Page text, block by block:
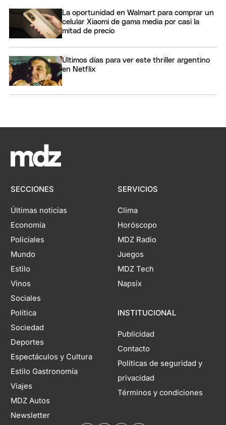
La oportunidad en Walmart para comprar un
celular Xiaomi de gama media por casi la
mitad de precio
Últimos días para ver este thriller argentino
en Netflix
SECCIONES
Últimas noticias
Economía
Policiales
Mundo
Estilo
Vinos
Sociales
Política
Sociedad
Deportes
Espectáculos y Cultura
Estilo Gastronomía
Viajes
MDZ Autos
Newsletter
SERVICIOS
Clima
Horóscopo
MDZ Radio
Juegos
MDZ Tech
Napsix
INSTITUCIONAL
Publicidad
Contacto
Políticas de seguridad y
privacidad
Términos y condiciones